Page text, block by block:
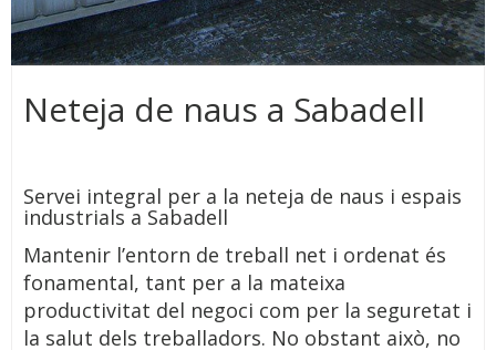
Neteja de naus a Sabadell
Servei integral per a la neteja de naus i espais
industrials a Sabadell
Mantenir l’entorn de treball net i ordenat és
fonamental, tant per a la mateixa
productivitat del negoci com per la seguretat i
la salut dels treballadors. No obstant això, no